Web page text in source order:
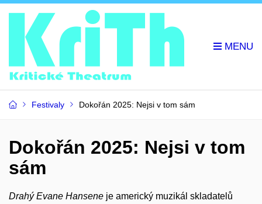
Festivaly Dokořán 2025: Nejsi v tom sám
Dokořán 2025: Nejsi v tom
sám
Drahý Evane Hansene je americký muzikál skladatelů